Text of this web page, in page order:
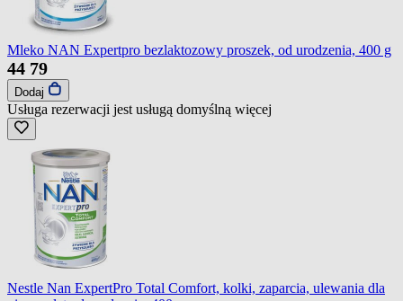
Mleko NAN Expertpro bezlaktozowy proszek, od urodzenia, 400 g
44 79
Dodaj
Usługa rezerwacji jest usługą domyślną więcej
Nestle Nan ExpertPro Total Comfort, kolki, zaparcia, ulewania dla